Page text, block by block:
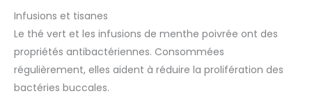
Infusions et tisanes
Le thé vert et les infusions de menthe poivrée ont des
propriétés antibactériennes. Consommées
régulièrement, elles aident à réduire la prolifération des
bactéries buccales.